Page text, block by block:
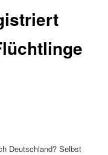
Deutschland? Selbst